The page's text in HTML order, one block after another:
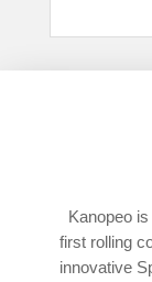
Kanopeo
first rolling
innovative